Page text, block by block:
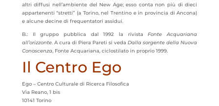
altri diffusi nell’ambiente del New Age; esso conta non più di dieci
appartenenti “stretti” (a Torino, nel Trentino e in provincia di Ancona)
e alcune decine di frequentatori assidui.
B.: Il gruppo pubblica dal 1992 la rivistaFonte Acquariana
all’orizzonte. A cura di Piera Pareti si vedaDalla sorgente della Nuova
Conoscenza, Fonte Acquariana, ciclostilato in proprio 1999.
Il Centro Ego
Ego – Centro Culturale di Ricerca Filosofica
Via Reano, 1 bis
10141 Torino